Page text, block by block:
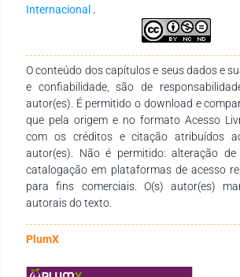
Internacional .
O conteúdo dos capítulos e seus dados e
e confiabilidade, são de
autor(es). É permitido o download e
que pela origem e no formato Acesso
com os créditos e citação atribuídos
autor(es). Não é permitido: alteração de
catalogação em plataformas de acesso
para fins comerciais. O(s) autor(es)
autorais do texto.
PlumX